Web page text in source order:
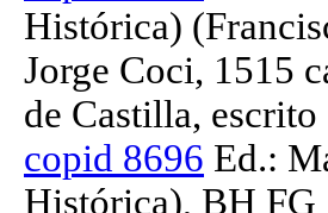
Histórica)
Jorge Coci, 1515
de Castilla,
copid 8696 Ed.:
Histórica), BH